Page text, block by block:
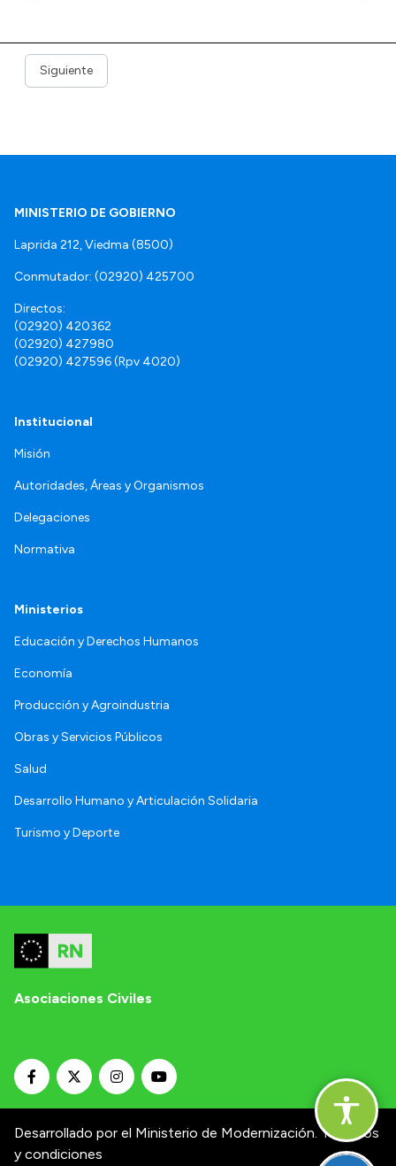
Siguiente
MINISTERIO DE GOBIERNO
Laprida 212, Viedma (8500)
Conmutador: (02920) 425700
Directos:
(02920) 420362
(02920) 427980
(02920) 427596 (Rpv 4020)
Institucional
Misión
Autoridades, Áreas y Organismos
Delegaciones
Normativa
Ministerios
Educación y Derechos Humanos
Economía
Producción y Agroindustria
Obras y Servicios Públicos
Salud
Desarrollo Humano y Articulación Solidaria
Turismo y Deporte
Asociaciones Civiles
Desarrollado por el Ministerio de Modernización. Términos
y condiciones